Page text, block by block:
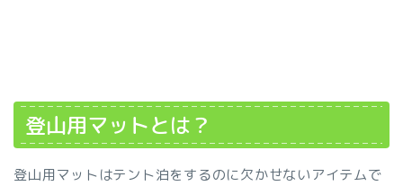
登山用マットとは？
登山用マットはテント泊をするのに欠かせないアイテムで